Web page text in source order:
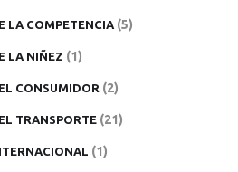
LA COMPETENCIA (5)
LA NIÑEZ (1)
CONSUMIDOR (2)
TRANSPORTE (21)
(1)